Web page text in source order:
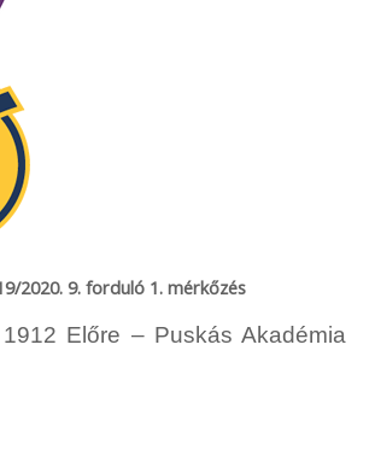
2020. 9. forduló 1. mérkőzés
Előre – Puskás Akadémia